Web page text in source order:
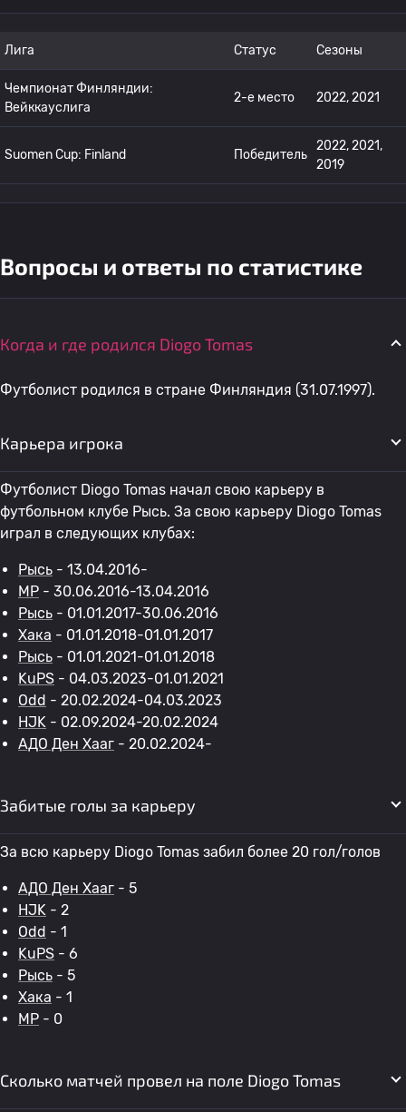
Лига Статус Сезоны
Чемпионат Финляндии:
Вейккауслига
2-е место 2022, 2021
Suomen Cup: Finland Победитель
2022, 2021,
2019
Вопросы и ответы по статистике
Когда и где родился Diogo Tomas
Футболист родился в стране Финляндия (31.07.1997).
Карьера игрока
Футболист Diogo Tomas начал свою карьеру в
футбольном клубе Рысь. За свою карьеру Diogo Tomas
играл в следующих клубах:
Рысь - 13.04.2016-
MP - 30.06.2016-13.04.2016
Рысь - 01.01.2017-30.06.2016
Хака - 01.01.2018-01.01.2017
Рысь - 01.01.2021-01.01.2018
KuPS - 04.03.2023-01.01.2021
Odd - 20.02.2024-04.03.2023
HJK - 02.09.2024-20.02.2024
АДО Ден Хааг - 20.02.2024-
Забитые голы за карьеру
За всю карьеру Diogo Tomas забил более 20 гол/голов
АДО Ден Хааг - 5
HJK - 2
Odd - 1
KuPS - 6
Рысь - 5
Хака - 1
MP - 0
Сколько матчей провел на поле Diogo Tomas